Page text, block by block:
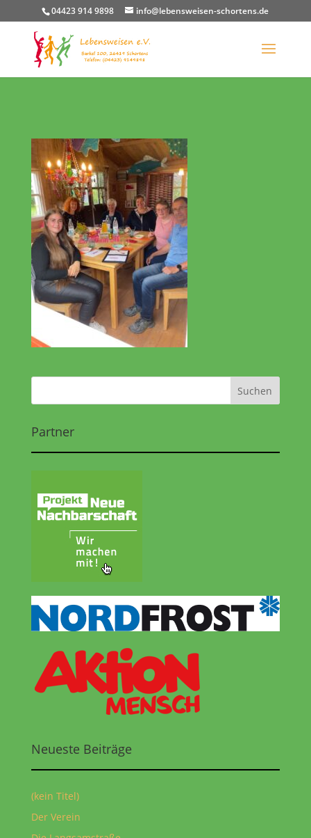
04423 914 9898 info@lebensweisen-schortens.de
Partner
Neueste Beiträge
(kein Titel)
Der Verein